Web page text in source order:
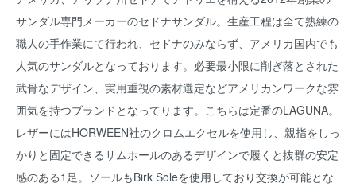
サンダル専門メーカーのセドナサンダル。生産工程は全て熟練の
職人の手作業にて行われ、セドナのみならず、アメリカ国内でも
人気のサンダルとなっております。必要最小限に削ぎ落とされた
武骨なデザイン、実用重視の素材選定などアメリカンワークな雰
囲気を持つブランドとなってります。こちらは定番のLAGUNA。
レザーにはHORWEEN社のクロムエクセルを使用し、親指をしっ
かりと固定できるサムホールのあるデザインで履くと抜群の安定
感のある1足。ソールもBirk Soleを使用しており交換が可能とな